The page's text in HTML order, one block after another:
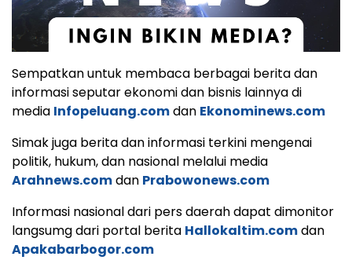
Sempatkan untuk membaca berbagai berita dan
informasi seputar ekonomi dan bisnis lainnya di
media Infopeluang.comdan Ekonominews.com
Simak juga berita dan informasi terkini mengenai
politik, hukum, dan nasional melalui media
Arahnews.comdan Prabowonews.com
Informasi nasional dari pers daerah dapat dimonitor
langsumg dari portal berita Hallokaltim.comdan
Apakabarbogor.com